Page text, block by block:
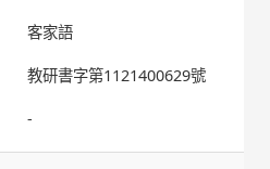
客家語
教研書字第1121400629號
-